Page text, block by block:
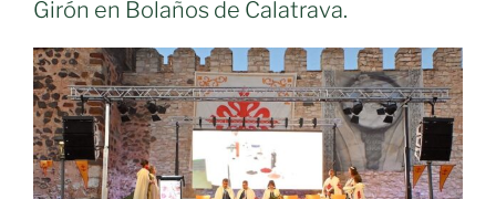
Girón en Bolaños de Calatrava.